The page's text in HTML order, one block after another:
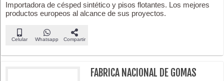
Importadora de césped sintético y pisos flotantes. Los mejores
productos europeos al alcance de sus proyectos.
Celular Whatsapp Compartir
FABRICA NACIONAL DE GOMAS